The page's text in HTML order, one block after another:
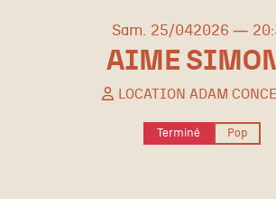
samedi
Sam. 25/avril
042026
AIME
LOCATION ADAM
Terminé Pop